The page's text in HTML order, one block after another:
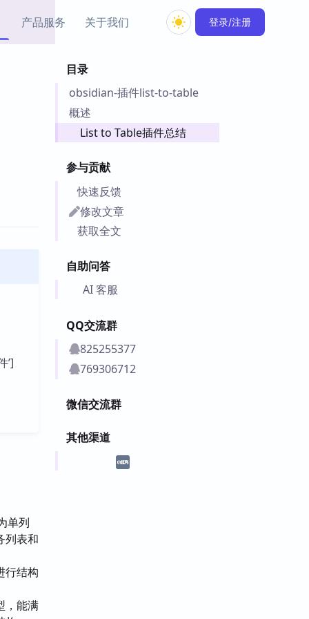
产品服务
出品的闪念笔记
Obsidian 教程
关于我们 登录/注册
目录
obsidian-插件list-to-table
概述
List to Table插件总结
参与贡献
快速反馈
修改文章
获取全文
自助问答
AI 客服
QQ交流群
825255377
769306712
微信交流群
其他渠道
’]
单列
列表和
行结构
，能满